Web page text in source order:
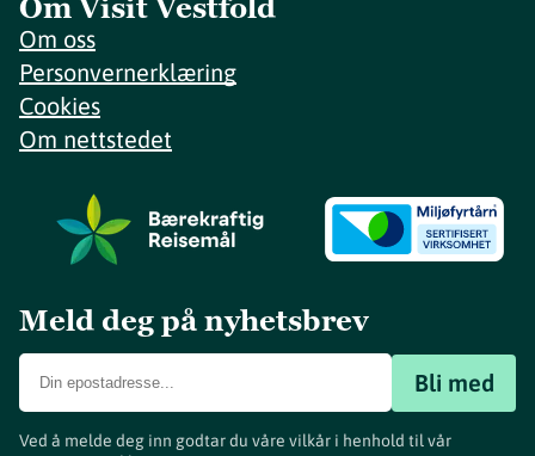
Om Visit Vestfold
Om oss
Personvernerklæring
Cookies
Om nettstedet
Meld deg på nyhetsbrev
Bli med
Ved å melde deg inn godtar du våre vilkår i henhold til vår